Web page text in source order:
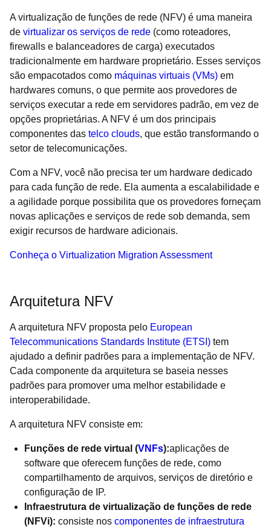
A virtualização de funções de rede (NFV) é uma maneira
de virtualizar os serviços de rede (como roteadores,
firewalls e balanceadores de carga) executados
tradicionalmente em hardware proprietário. Esses serviços
são empacotados como máquinas virtuais (VMs) em
hardwares comuns, o que permite aos provedores de
serviços executar a rede em servidores padrão, em vez de
opções proprietárias. A NFV é um dos principais
componentes das telco clouds, que estão transformando o
setor de telecomunicações.
Com a NFV, você não precisa ter um hardware dedicado
para cada função de rede. Ela aumenta a escalabilidade e
a agilidade porque possibilita que os provedores forneçam
novas aplicações e serviços de rede sob demanda, sem
exigir recursos de hardware adicionais.
Conheça o Virtualization Migration Assessment
Arquitetura NFV
A arquitetura NFV proposta pelo European
Telecommunications Standards Institute (ETSI) tem
ajudado a definir padrões para a implementação de NFV.
Cada componente da arquitetura se baseia nesses
padrões para promover uma melhor estabilidade e
interoperabilidade.
A arquitetura NFV consiste em:
Funções de rede virtual (VNFs):aplicações de
software que oferecem funções de rede, como
compartilhamento de arquivos, serviços de diretório e
configuração de IP.
Infraestrutura de virtualização de funções de rede
(NFVi): consiste nos componentes de infraestrutura